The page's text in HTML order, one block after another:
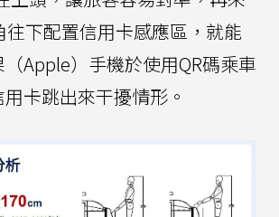
下配置信用卡感應區，就能
Apple）手機於使用QR碼乘車
卡跳出來干擾情形。